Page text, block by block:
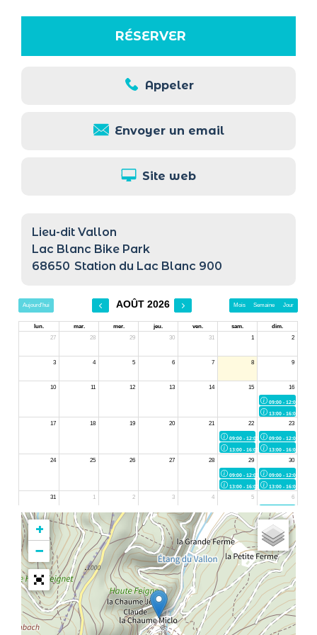
RÉSERVER
Appeler
Envoyer un email
Site web
Lieu-dit Vallon
Lac Blanc Bike Park
68650 Station du Lac Blanc 900
+
−